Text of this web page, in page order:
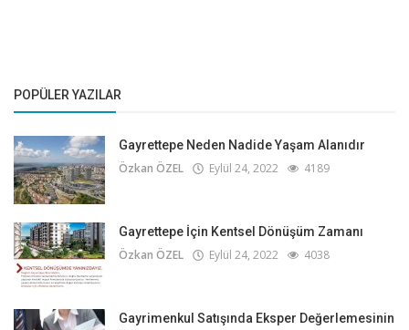
POPÜLER YAZILAR
Gayrettepe Neden Nadide Yaşam Alanıdır
Özkan ÖZEL Eylül 24, 2022 4189
Gayrettepe İçin Kentsel Dönüşüm Zamanı
Özkan ÖZEL Eylül 24, 2022 4038
Gayrimenkul Satışında Eksper Değerlemesinin